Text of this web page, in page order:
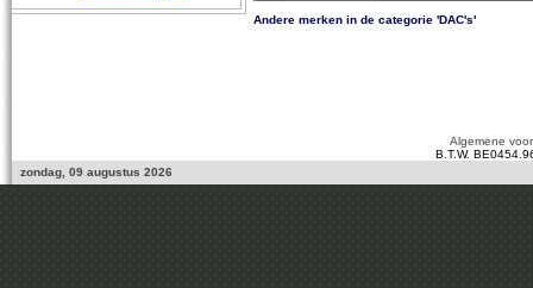
Andere merken in de categorie 'DAC's'
Algemene
B.T.W.
zondag, 09 augustus 2026